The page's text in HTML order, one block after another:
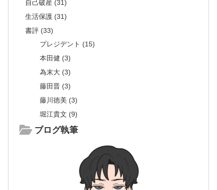
自己破産 (31)
生活保護 (31)
書評 (33)
プレジデント (15)
本田健 (3)
為末大 (3)
藤田晋 (3)
藤川徳美 (3)
堀江貴文 (9)
ブログ執筆